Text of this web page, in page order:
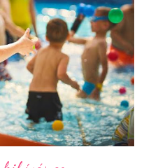
kell ősziesebbre
egy csizma és egy
ujjak Inspirálódjunk a
puffos ujjú felsőket, amik